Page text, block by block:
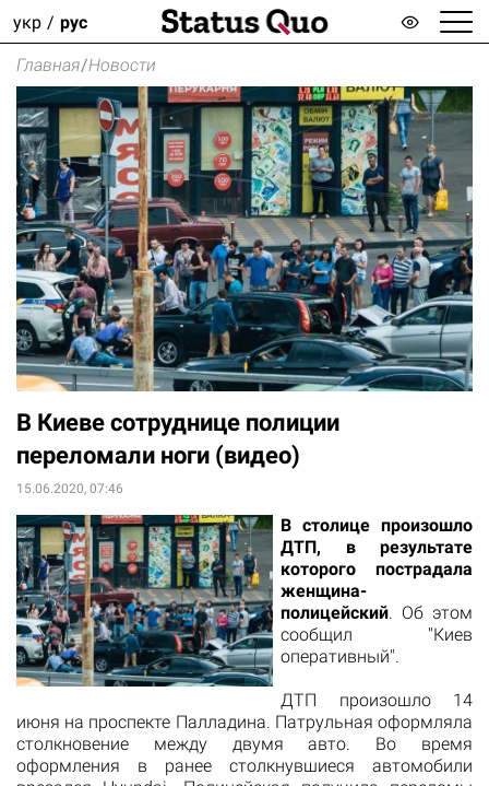
укр рус
Главная/Новости
В Киеве сотруднице полиции
переломали ноги (видео)
15.06.2020, 07:46
В столице произошло
ДТП, в результате
которого пострадала
женщина-
полицейский. Об этом
сообщил "Киев
оперативный".
ДТП произошло 14
июня на проспекте Палладина. Патрульная оформляла
столкновение между двумя авто. Во время
оформления в ранее столкнувшиеся автомобили